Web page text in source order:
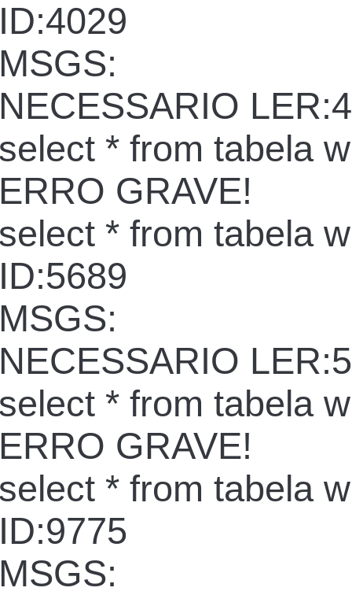
* from tabela
GRAVE!
* from tabela
* from tabela
GRAVE!
* from tabela